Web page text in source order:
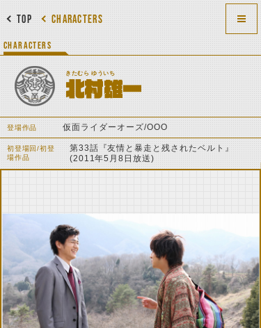
CHARACTERS
TOP
CHARACTERS
きたむら ゆういち
北村雄一
登場作品 仮面ライダーオーズ/OOO
初登場回/初登
場作品
第33話『友情と暴走と残されたベルト』
(2011年5月8日放送)